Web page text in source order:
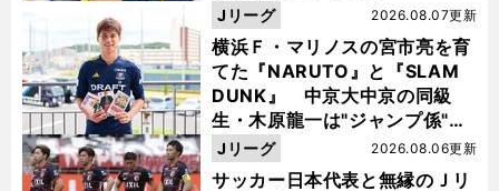
横浜Ｆ・マリノスの宮市亮を育
てた『NARUTO』と『SLAM
DUNK』 中京大中京の同級
生・木原龍一は"ジャンプ係"だ
った
2026.08.07更新
Jリーグ
サッカー日本代表と無縁のＪリ
2026.08.06更新
Jリーグ